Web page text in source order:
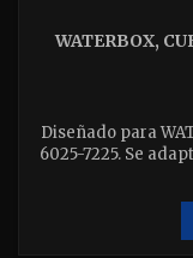
WATERBOX,
Diseñado para
6025-7225. Se
Pensado para un